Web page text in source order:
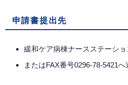
申請書提出先
緩和ケア病棟ナースステーショ
またはFAX番号0296-78-5421へ